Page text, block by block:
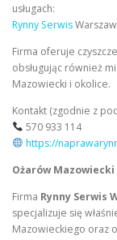
usługach:
Rynny Serwis
Firma oferuje
obsługując również
Mazowiecki i okolice.
Kontakt (zgodnie z
570 933 114
https://
Ożarów Mazowiecki
Firma Rynny Serwis
specjalizuje się
Mazowieckiego oraz